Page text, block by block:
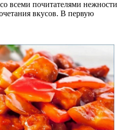
всеми почитателями нежности
вкусов. В первую